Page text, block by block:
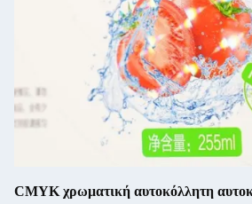
CMYK χρωματική αυτοκόλλητη